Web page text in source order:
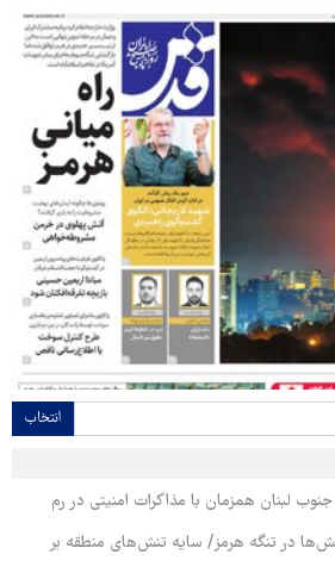
انتخاب
لبنان همزمان با مذاکرات امنیتی در رم
در تنگه هرمز/ سایه تنش‌های منطقه بر